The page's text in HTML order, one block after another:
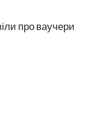
про ваучери